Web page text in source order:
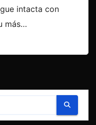
intacta con
más…